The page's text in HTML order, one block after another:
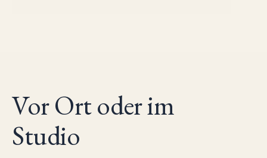
Vor Ort oder im
Studio